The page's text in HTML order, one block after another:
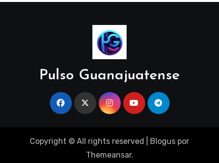
Pulso Guanajuatense
Copyright © All rights reserved Blogus por
Themeansar.